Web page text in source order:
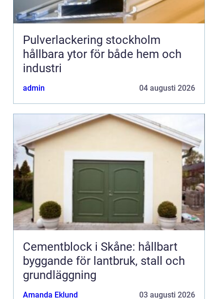
Pulverlackering stockholm
hållbara ytor för både hem och
industri
admin 04 augusti 2026
Cementblock i Skåne: hållbart
byggande för lantbruk, stall och
grundläggning
Amanda Eklund 03 augusti 2026